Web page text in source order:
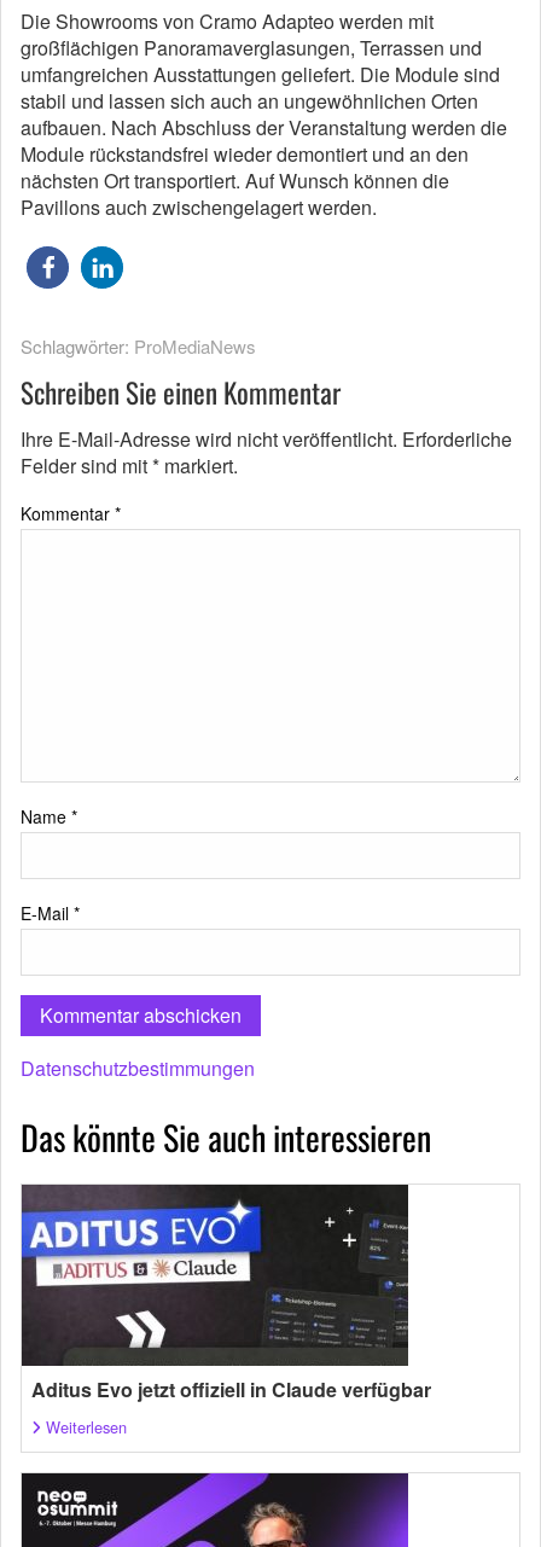
Die Showrooms von Cramo Adapteo werden mit
großﬂächigen Panoramaverglasungen, Terrassen und
umfangreichen Ausstattungen geliefert. Die Module sind
stabil und lassen sich auch an ungewöhnlichen Orten
aufbauen. Nach Abschluss der Veranstaltung werden die
Module rückstandsfrei wieder demontiert und an den
nächsten Ort transportiert. Auf Wunsch können die
Pavillons auch zwischengelagert werden.
Schlagwörter: ProMediaNews
Schreiben Sie einen Kommentar
Ihre E-Mail-Adresse wird nicht veröffentlicht. Erforderliche
Felder sind mit* markiert.
Kommentar *
Name *
E-Mail *
Datenschutzbestimmungen
Das könnte Sie auch interessieren
Aditus Evo jetzt offiziell in Claude verfügbar
Weiterlesen